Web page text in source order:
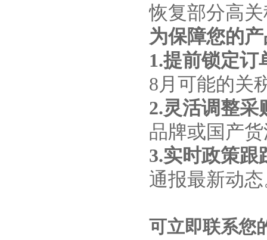
恢复部分高
为保障您的
1.提前锁定订
8月可能的关
2.灵活调整采
品牌或国产
3.实时政策跟
通报最新动
可立即联系您